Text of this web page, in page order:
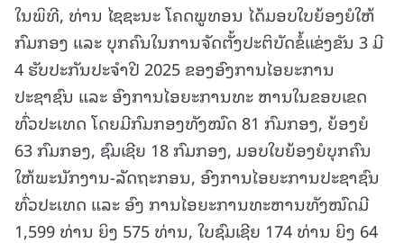
ໃນພິທີ, ທ່ານ ໄຊຊະນະ ໂຄດພູທອນ ໄດ້ມອບໃບຍ້ອງຍໍໃຫ້
ກົມກອງ ແລະ ບຸກຄົນໃນການຈັດຕັ້ງປະຕິບັດຂໍ້ແຂ່ງຂັນ 3 ມີ
4 ຮັບປະກັນປະຈໍາປີ 2025 ຂອງອົງການໄອຍະການ
ປະຊາຊົນ ແລະ ອົງການໄອຍະການທະ ຫານໃນຂອບເຂດ
ທົ່ວປະເທດ ໂດຍມີກົມກອງທັງໝົດ 81 ກົມກອງ, ຍ້ອງຍໍ
63 ກົມກອງ, ຊົມເຊີຍ 18 ກົມກອງ, ມອບໃບຍ້ອງຍໍບຸກຄົນ
ໃຫ້ພະນັກງານ-ລັດຖະກອນ, ອົງການໄອຍະການປະຊາຊົນ
ທົ່ວປະເທດ ແລະ ອົງ ການໄອຍະການທະຫານທັງໝົດມີ
1,599 ທ່ານ ຍິງ 575 ທ່ານ, ໃບຊົມເຊີຍ 174 ທ່ານ ຍິງ 64